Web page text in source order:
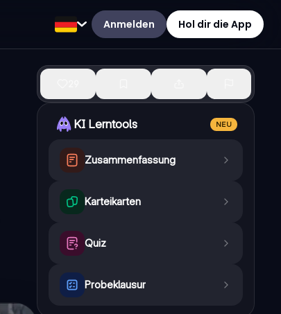
Anmelden Hol dir die App
KI Lerntools NEU
Zusammenfassung
Karteikarten
Quiz
Probeklausur